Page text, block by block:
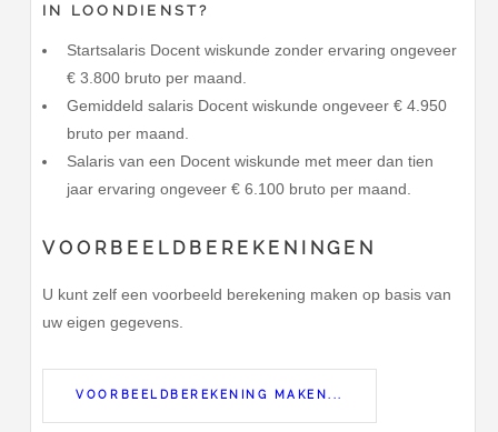
IN LOONDIENST?
Startsalaris Docent wiskunde zonder ervaring ongeveer
€ 3.800 bruto per maand.
Gemiddeld salaris Docent wiskunde ongeveer € 4.950
bruto per maand.
Salaris van een Docent wiskunde met meer dan tien
jaar ervaring ongeveer € 6.100 bruto per maand.
VOORBEELDBEREKENINGEN
U kunt zelf een voorbeeld berekening maken op basis van
uw eigen gegevens.
VOORBEELDBEREKENING MAKEN...